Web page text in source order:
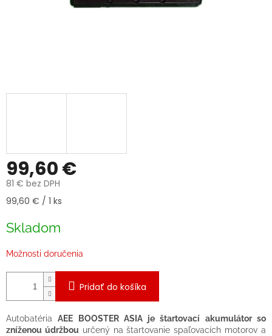
99,60 €
81 € bez DPH
Jednotková
99,60 € / 1 ks
Skladom
Možnosti doručenia
Pridať do košíka
AutobatériaAEE BOOSTER ASIA je štartovací akumulátor so
zníženou údržbou určený na štartovanie spaľovacích motorov a